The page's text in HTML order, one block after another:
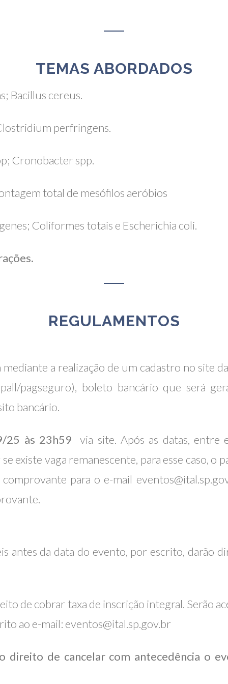
TEMAS ABORDADOS
Bacillus cereus.
perfringens.
Cronobacter spp.
total de mesófilos aeróbios
Coliformes totais e Escherichia coli.
REGULAMENTOS
a realização de um cadastro no site
pagseguro), boleto bancário que será
bancário.
25 às 23h59 via site. Após as datas,
existe vaga remanescente, para esse caso, o
para o e-mail
antes da data do evento, por escrito, darão
de cobrar taxa de inscrição integral. Serão
ao e-mail: eventos@ital.sp.gov.br
direito de cancelar com antecedência o